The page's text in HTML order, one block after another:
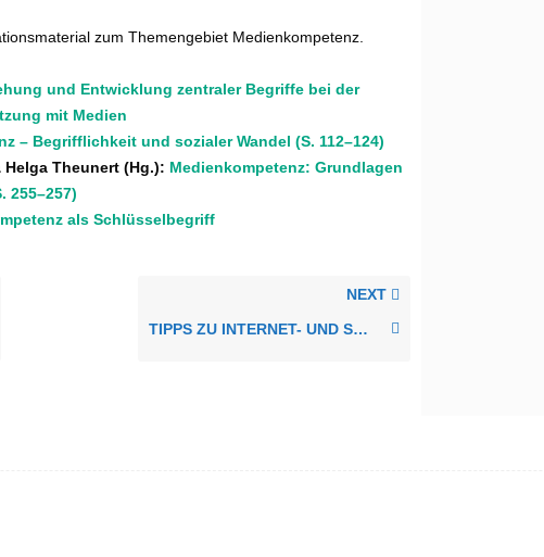
zum Themengebiet Medienkompetenz.
und Entwicklung zentraler Begriffe bei der
mit Medien
– Begrifflichkeit und sozialer Wandel (S. 112–124)
Theunert (Hg.): Medienkompetenz: Grundlagen
255–257)
als Schlüsselbegriff
NEXT
TIPPS ZU INTERNET- UND SOCIAL MEDIA-KOMPETENZ IN EINFACHER SPRACHE